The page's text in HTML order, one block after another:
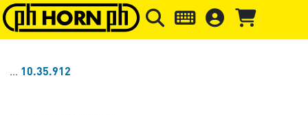
Skip to main content Passer à l'en-tête de la page
10.35.912